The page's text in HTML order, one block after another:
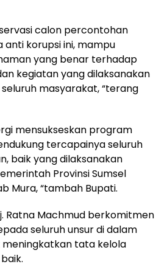
calon percontohan
anti korupsi ini, mampu
yang benar terhadap
kegiatan yang dilaksanakan
masyarakat, “terang
mensukseskan program
tercapainya seluruh
baik yang dilaksanakan
Provinsi Sumsel
Mura, “tambah Bupati.
Ratna Machmud berkomitmen
seluruh unsur di dalam
meningkatkan tata kelola